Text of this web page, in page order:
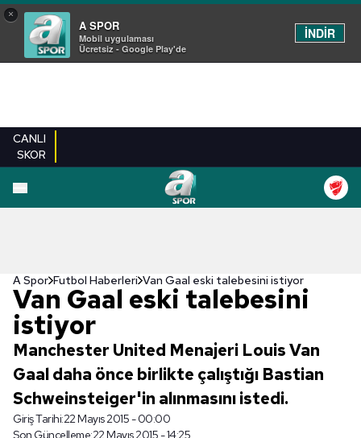
×
A SPOR
Mobil uygulaması
Ücretsiz - Google Play'de
İNDİR
CANLI
SKOR
A Spor Futbol Haberleri Van Gaal eski talebesini istiyor
Van Gaal eski talebesini
istiyor
Manchester United Menajeri Louis Van
Gaal daha önce birlikte çalıştığı Bastian
Schweinsteiger'in alınmasını istedi.
Giriş Tarihi:22 Mayıs 2015 - 00:00
Son Güncelleme:22 Mayıs 2015 - 14:25